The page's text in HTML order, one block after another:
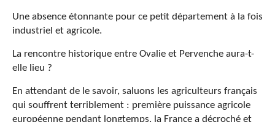
Une absence étonnante pour ce petit département à la fois
industriel et agricole.
La rencontre historique entre Ovalie et Pervenche aura-t-
elle lieu ?
En attendant de le savoir, saluons les agriculteurs français
qui souffrent terriblement : première puissance agricole
européenne pendant longtemps, la France a décroché et